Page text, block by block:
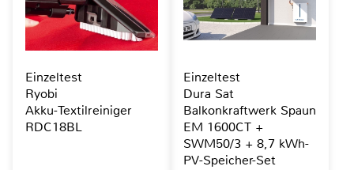
Einzeltest
Ryobi
Akku-Textilreiniger
RDC18BL
Einzeltest
Dura Sat
Balkonkraftwerk Spaun
EM 1600CT +
SWM50/3 + 8,7 kWh-
PV-Speicher-Set